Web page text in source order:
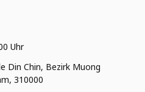
Uhr
Din Chin, Bezirk Muong
310000